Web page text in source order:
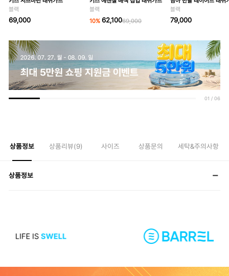
블랙
69,000
블랙
10% 62,10069,000
블랙
79,000
01 / 06
상품정보 상품리뷰(9) 사이즈 상품문의 세탁&주의사항
상품정보